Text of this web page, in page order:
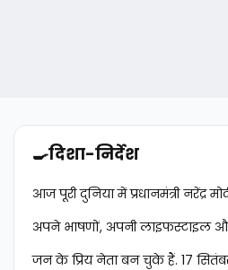
🍳दिशा-निर्देश
आज पूरी दुनिया में प्रधानमंत्री नरेंद्र
अपने भाषणों, अपनी लाइफस्टाइल
जन के प्रिय नेता बन चुके हैं. 17